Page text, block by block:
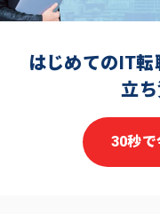
はじめてのIT
立
30秒で